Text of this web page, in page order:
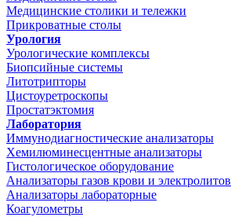
Медицинские столики и тележки
Прикроватные столы
Урология
Урологические комплексы
Биопсийные системы
Литотрипторы
Цистоуретроскопы
Простатэктомия
Лаборатория
Иммунодиагностические анализаторы
Хемилюминесцентные анализаторы
Гистологическое оборудование
Анализаторы газов крови и электролитов
Анализаторы лабораторные
Коагулометры